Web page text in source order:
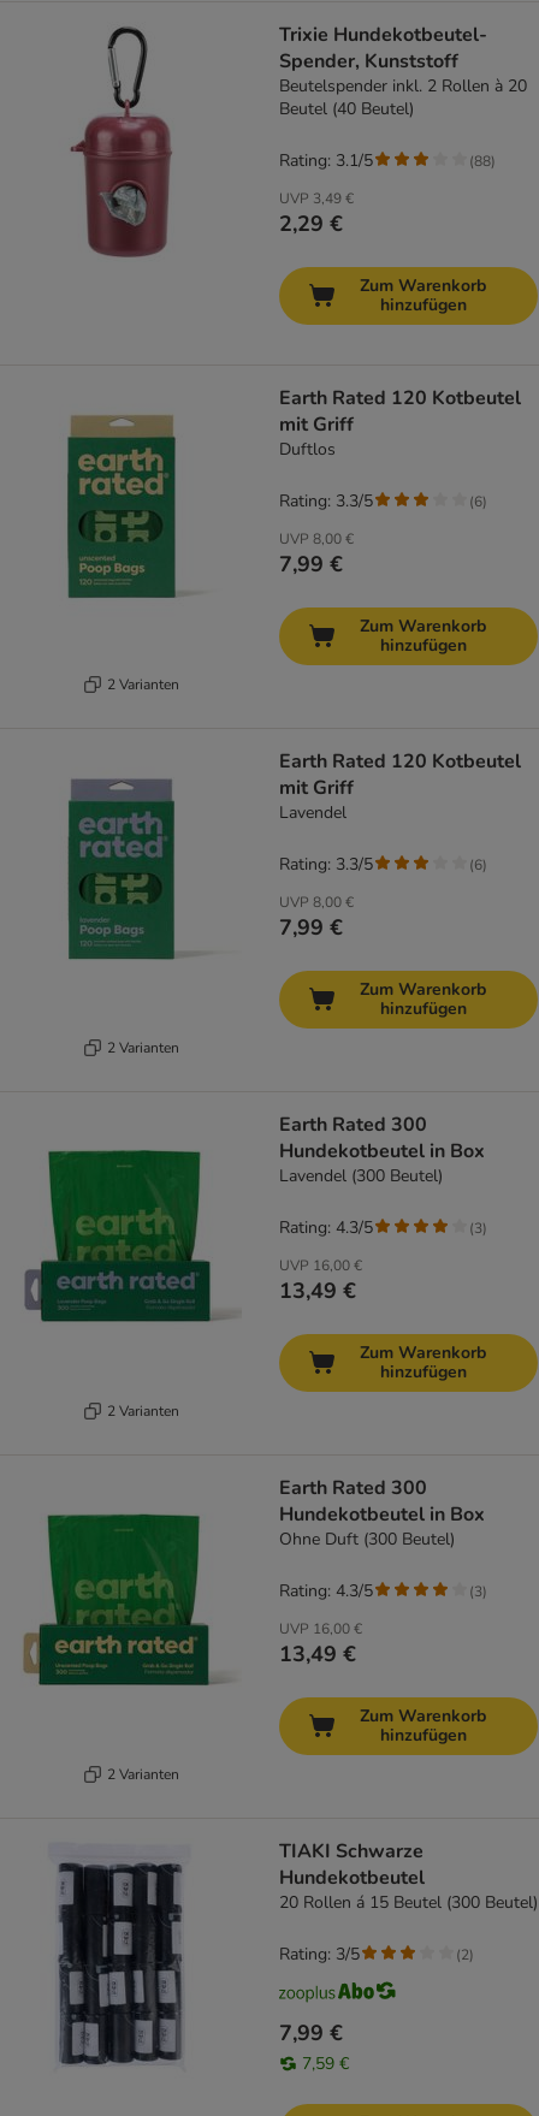
Trixie Hundekotbeutel-
Spender, Kunststoff
Beutelspender inkl. 2 Rollen à 20
Beutel (40 Beutel)
UVP 3,49 €
2,29 €
Rating: 3.1/5 (88)
Zum Warenkorb
hinzufügen
2 Varianten
Earth Rated 120 Kotbeutel
mit Griff
Duftlos
UVP 8,00 €
7,99 €
Rating: 3.3/5 (6)
Zum Warenkorb
hinzufügen
2 Varianten
Earth Rated 120 Kotbeutel
mit Griff
Lavendel
UVP 8,00 €
7,99 €
Rating: 3.3/5 (6)
Zum Warenkorb
hinzufügen
2 Varianten
Earth Rated 300
Hundekotbeutel in Box
Lavendel (300 Beutel)
UVP 16,00 €
13,49 €
Rating: 4.3/5 (3)
Zum Warenkorb
hinzufügen
2 Varianten
Earth Rated 300
Hundekotbeutel in Box
Ohne Duft (300 Beutel)
UVP 16,00 €
13,49 €
Rating: 4.3/5 (3)
Zum Warenkorb
hinzufügen
TIAKI Schwarze
Hundekotbeutel
20 Rollen á 15 Beutel (300 Beutel)
7,99 €
7,59 €
Rating: 3/5 (2)